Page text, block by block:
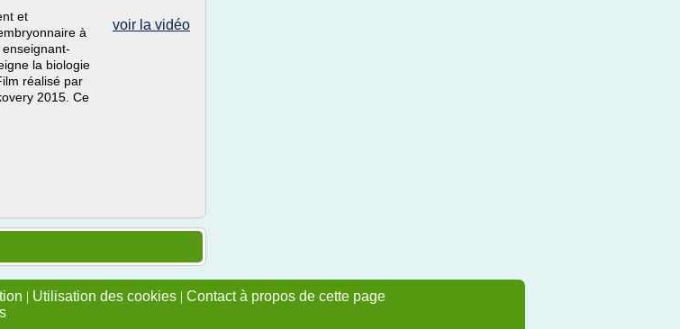
voir la vidéo
et
à
la biologie
réalisé par
2015. Ce
| Utilisation des cookies | Contact à propos de cette page